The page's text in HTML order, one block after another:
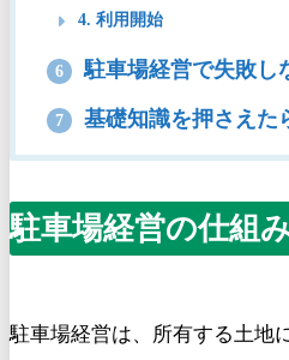
4. 利用開始
6 駐車場経営で失敗し
7 基礎知識を押さえた
駐車場経営の仕組
駐車場経営は、所有する土地